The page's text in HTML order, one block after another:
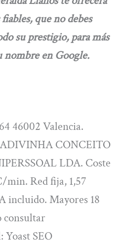
que no debes
su prestigio, para más
nombre en Google.
46002 Valencia.
CONCEITO
LDA. Coste
min. Red fija, 1,57
Mayores 18
consultar
SEO